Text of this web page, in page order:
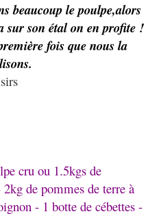
beaucoup le poulpe,alors
sur son étal on en profite !
fois que nous la
cru ou 1.5kgs de
de pommes de terre à
- 1 botte de cébettes -